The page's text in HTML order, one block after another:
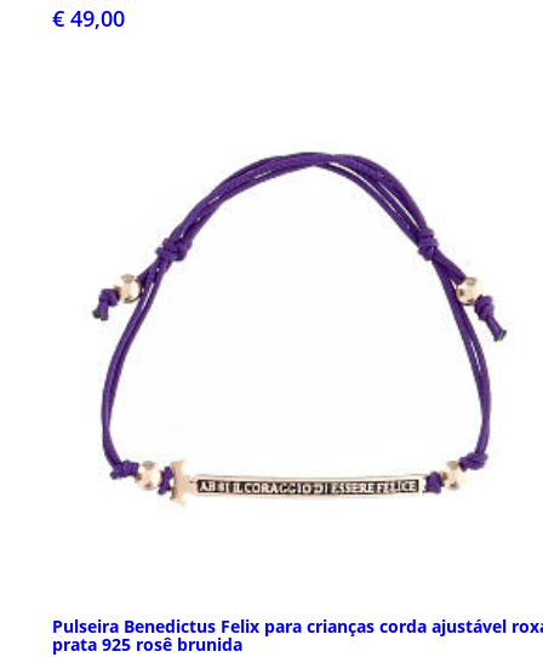
€ 49,00
Pulseira Benedictus Felix para crianças corda ajustável
prata 925 rosê brunida